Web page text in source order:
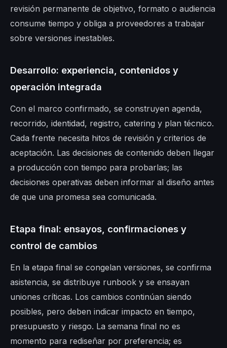
revisión permanente de objetivo, formato o audiencia
consume tiempo y obliga a proveedores a trabajar
sobre versiones inestables.
Desarrollo: experiencia, contenidos y
operación integrada
Con el marco confirmado, se construyen agenda,
recorrido, identidad, registro, catering y plan técnico.
Cada frente necesita hitos de revisión y criterios de
aceptación. Las decisiones de contenido deben llegar
a producción con tiempo para probarlas; las
decisiones operativas deben informar al diseño antes
de que una promesa sea comunicada.
Etapa final: ensayos, confirmaciones y
control de cambios
En la etapa final se congelan versiones, se confirma
asistencia, se distribuye runbook y se ensayan
uniones críticas. Los cambios continúan siendo
posibles, pero deben indicar impacto en tiempo,
presupuesto y riesgo. La semana final no es
momento para rediseñar por preferencia; es